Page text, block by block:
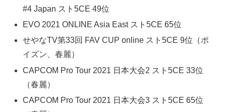
#4 Japan スト5CE 49位
EVO 2021 ONLINE Asia East スト5CE 65位
せやなTV第33回 FAV CUP online スト5CE 9位（ポ
イズン、春麗）
CAPCOM Pro Tour 2021 日本大会2 スト5CE 33位
（春麗）
CAPCOM Pro Tour 2021 日本大会3 スト5CE 65位